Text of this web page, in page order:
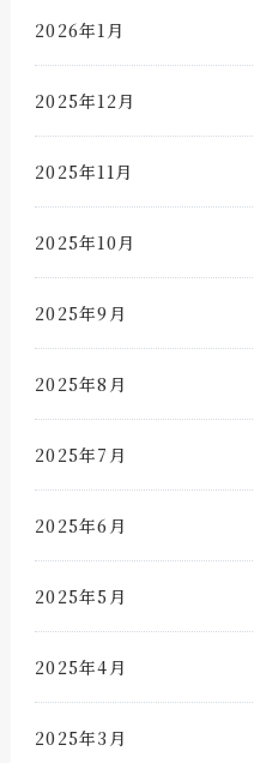
2026年1月
2025年12月
2025年11月
2025年10月
2025年9月
2025年8月
2025年7月
2025年6月
2025年5月
2025年4月
2025年3月